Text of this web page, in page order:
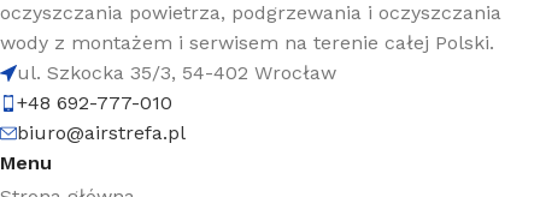
oczyszczania powietrza, podgrzewania i oczyszczania
wody z montażem i serwisem na terenie całej Polski.
ul. Szkocka 35/3, 54-402 Wrocław
+48 692-777-010
biuro@airstrefa.pl
Menu